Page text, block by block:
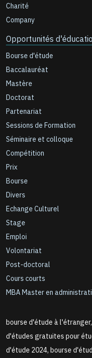
Charité
Company
Opportunités
Bourse d'étude
Baccalauréat
Mastère
Doctorat
Partenariat
Sessions de Formation
Séminaire et colloque
Compétition
Prix
Bourse
Divers
Echange Culturel
Stage
Emploi
Volontariat
Post-doctoral
Cours courts
MBA Master en
bourse d'étude à
d'études gratuites pour
d'étude 2024, bourse